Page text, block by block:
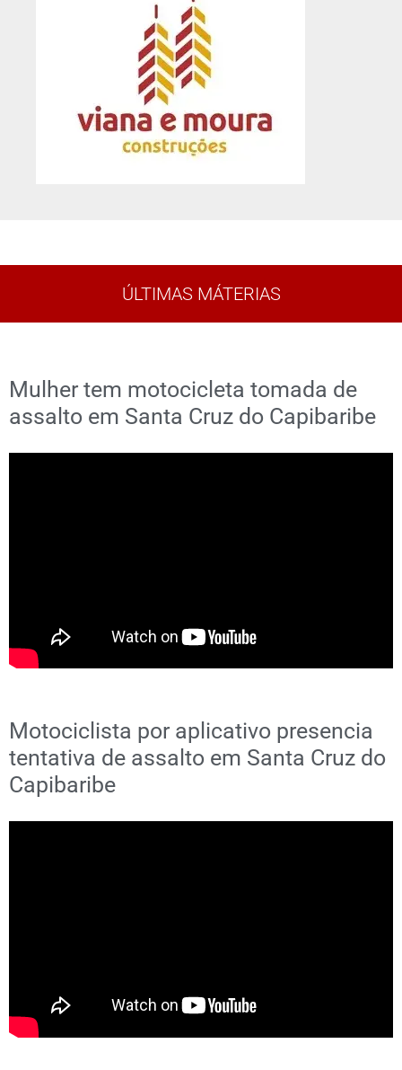
ÚLTIMAS MÁTERIAS
Mulher tem motocicleta tomada de
assalto em Santa Cruz do Capibaribe
Motociclista por aplicativo presencia
tentativa de assalto em Santa Cruz do
Capibaribe